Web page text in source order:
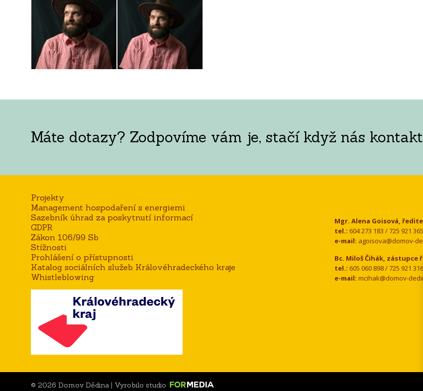
Máte dotazy? Zodpovíme vám je, stačí když nás
Projekty
Management hospodaření s energiemi
Sazebník úhrad za poskytnutí informací
GDPR
Zákon 106/99 Sb
Stížnosti
Prohlášení o přístupnosti
Katalog sociálních služeb Královéhradeckého kraje
Whistleblowing
Mgr. Alena Goisová,
tel.: 604 273 183 / 725 921 365
e-mail: agoisova@domov-
Bc. Miloš Čihák, zástupce
tel.: 605 060 898 / 725 921 316
e-mail: mcihak@domov-
© 2026 Domov Dědina | Vyrobilo studio